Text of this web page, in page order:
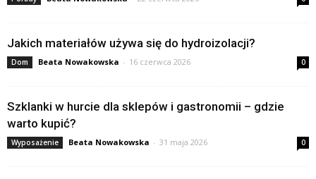
Jakich materiałów używa się do hydroizolacji?
Dom Beata Nowakowska - 16 czerwca 2026 0
Szklanki w hurcie dla sklepów i gastronomii – gdzie
warto kupić?
Wyposażenie Beata Nowakowska - 31 maja 2026 0